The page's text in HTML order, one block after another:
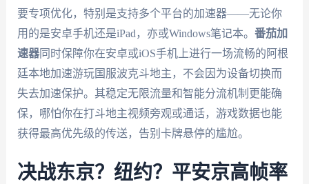
要专项优化，特别是支持多个平台的加速器——无论你
用的是安卓手机还是iPad，亦或Windows笔记本。 番茄加
速器同时保障你在安卓或iOS手机上进行一场流畅的阿根
廷本地加速游玩国服波克斗地主，不会因为设备切换而
失去加速保护。其稳定无限流量和智能分流机制更能确
保，哪怕你在打斗地主视频旁观或通话，游戏数据也能
获得最高优先级的传送，告别卡牌悬停的尴尬。
决战东京？纽约？平安京高帧率